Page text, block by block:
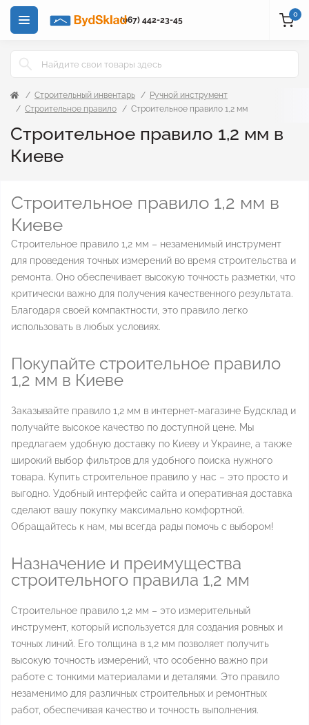
(067) 442-23-45
0
Строительный инвентарь
Ручной инструмент
Строительное правило
Строительное правило 1,2 мм
Строительное правило 1,2 мм в
Киеве
Строительное правило 1,2 мм в
Киеве
Строительное правило 1,2 мм – незаменимый инструмент
для проведения точных измерений во время строительства и
ремонта. Оно обеспечивает высокую точность разметки, что
критически важно для получения качественного результата.
Благодаря своей компактности, это правило легко
использовать в любых условиях.
Покупайте строительное правило
1,2 мм в Киеве
Заказывайте правило 1,2 мм в интернет-магазине Будсклад и
получайте высокое качество по доступной цене. Мы
предлагаем удобную доставку по Киеву и Украине, а также
широкий выбор фильтров для удобного поиска нужного
товара. Купить строительное правило у нас – это просто и
выгодно. Удобный интерфейс сайта и оперативная доставка
сделают вашу покупку максимально комфортной.
Обращайтесь к нам, мы всегда рады помочь с выбором!
Назначение и преимущества
строительного правила 1,2 мм
Строительное правило 1,2 мм – это измерительный
инструмент, который используется для создания ровных и
точных линий. Его толщина в 1,2 мм позволяет получить
высокую точность измерений, что особенно важно при
работе с тонкими материалами и деталями. Это правило
незаменимо для различных строительных и ремонтных
работ, обеспечивая качество и точность выполнения.